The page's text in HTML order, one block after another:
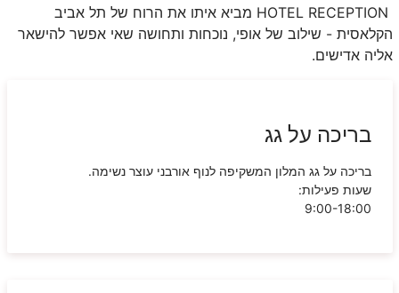
HOTEL RECEPTION מביא איתו את הרוח של תל אביב
הקלאסית - שילוב של אופי, נוכחות ותחושה שאי אפשר להישאר
אליה אדישים.
בריכה על גג
בריכה על גג המלון המשקיפה לנוף אורבני עוצר נשימה.
שעות פעילות:
9:00-18:00